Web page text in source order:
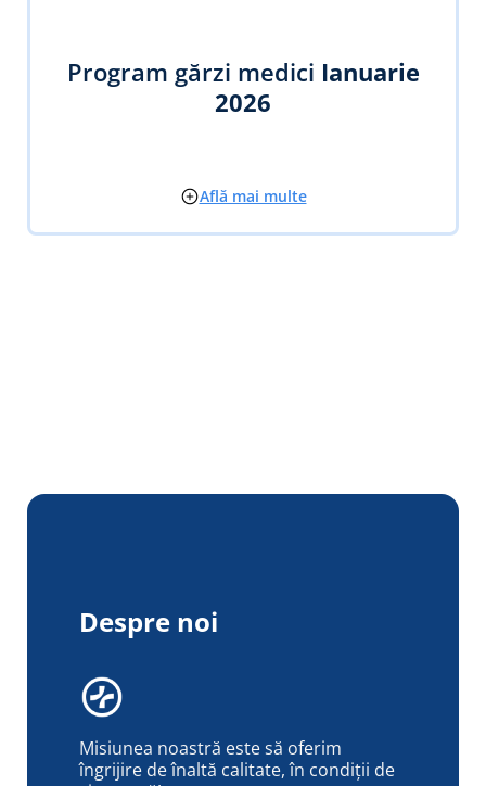
Program gărzi medici Ianuarie
2026
Află mai multe
Despre noi
Misiunea noastră este să oferim
îngrijire de înaltă calitate, în condiții de